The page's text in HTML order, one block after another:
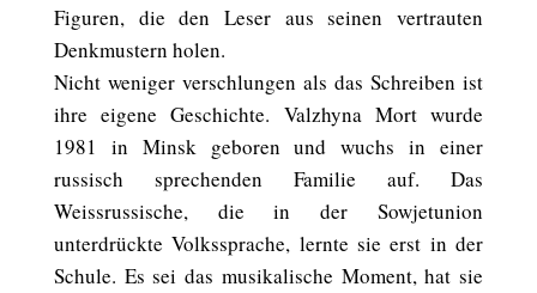
Figuren, die den Leser aus seinen vertrauten
Denkmustern holen.
Nicht weniger verschlungen als das Schreiben ist
ihre eigene Geschichte. Valzhyna Mort wurde
1981 in Minsk geboren und wuchs in einer
russisch sprechenden Familie auf. Das
Weissrussische, die in der Sowjetunion
unterdrückte Volkssprache, lernte sie erst in der
Schule. Es sei das musikalische Moment, hat sie